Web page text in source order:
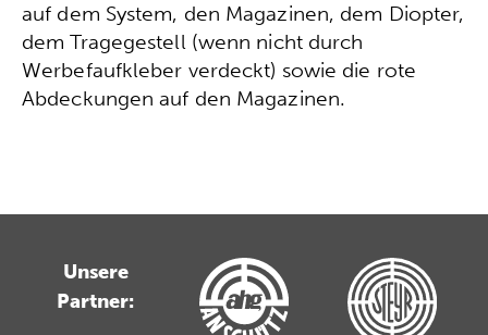
auf dem System, den Magazinen, dem Diopter,
dem Tragegestell (wenn nicht durch
Werbefaufkleber verdeckt) sowie die rote
Abdeckungen auf den Magazinen.
Unsere
Partner: